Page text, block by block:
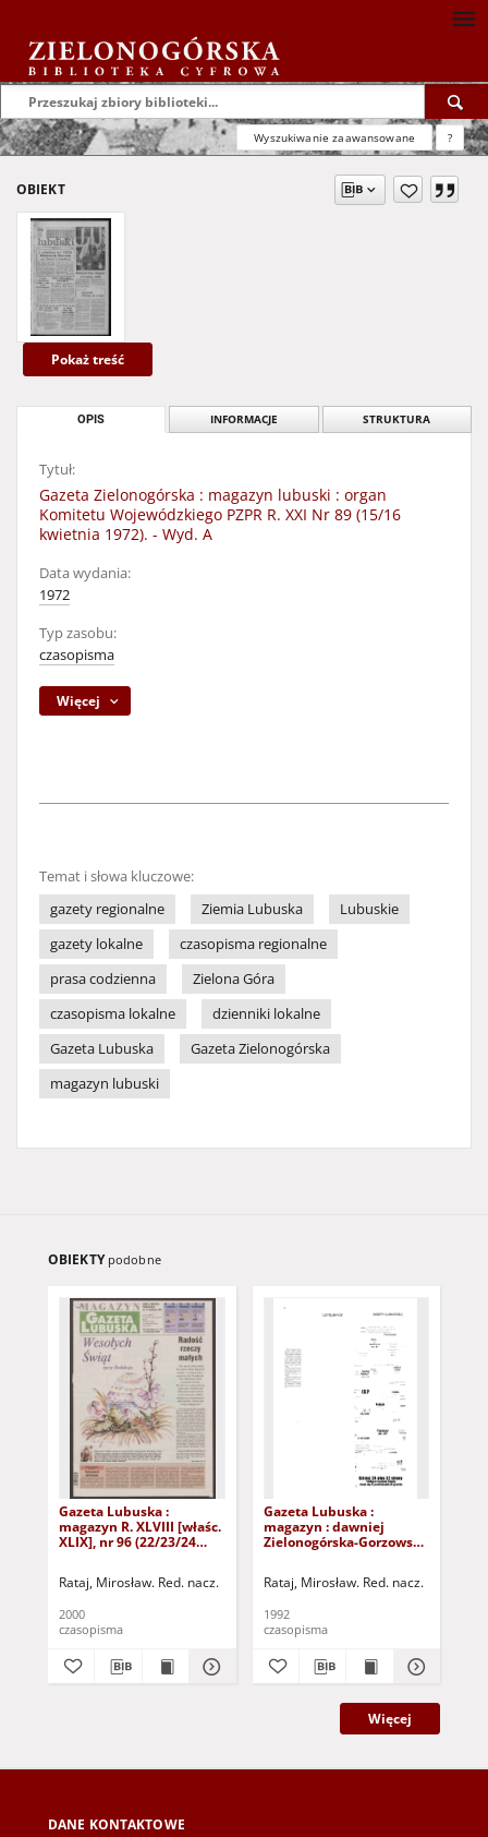
Wyszukiwanie zaawansowane ?
OBIEKT
Pokaż treść
OPIS INFORMACJE STRUKTURA
Tytuł:
Gazeta Zielonogórska : magazyn lubuski : organ
Komitetu Wojewódzkiego PZPR R. XXI Nr 89 (15/16
kwietnia 1972). - Wyd. A
Data wydania:
1972
Typ zasobu:
czasopisma
Więcej
Temat i słowa kluczowe:
gazety regionalne
Ziemia Lubuska
Lubuskie
gazety lokalne
czasopisma regionalne
prasa codzienna
Zielona Góra
czasopisma lokalne
dzienniki lokalne
Gazeta Lubuska
Gazeta Zielonogórska
magazyn lubuski
OBIEKTY podobne
Gazeta Lubuska :
magazyn R. XLVIII [właśc.
XLIX], nr 96 (22/23/24
Rataj, Mirosław. Red. nacz.
2000
czasopisma
Gazeta Lubuska :
magazyn : dawniej
Zielonogórska-Gorzowska
1992). - Wyd. 1
Rataj, Mirosław. Red. nacz.
1992
czasopisma
Więcej
DANE KONTAKTOWE